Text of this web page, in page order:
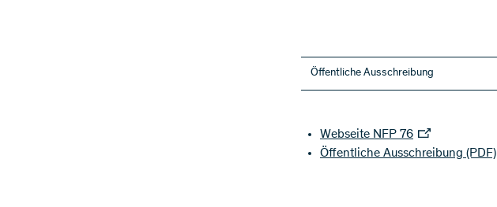
Öffentliche Ausschreibung
Webseite NFP 76
Öffentliche Ausschreibung (PDF)